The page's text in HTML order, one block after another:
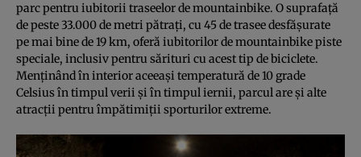
parc pentru iubitorii traseelor de mountainbike. O suprafaţă
de peste 33.000 de metri pătraţi, cu 45 de trasee desfăşurate
pe mai bine de 19 km, oferă iubitorilor de mountainbike piste
speciale, inclusiv pentru sărituri cu acest tip de biciclete.
Menţinând în interior aceeaşi temperatură de 10 grade
Celsius în timpul verii şi în timpul iernii, parcul are şi alte
atracţii pentru împătimiţii sporturilor extreme.